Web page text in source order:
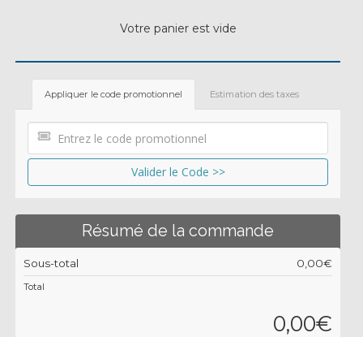
Votre panier est vide
Appliquer le code promotionnel Estimation des taxes
Valider le Code >>
Résumé de la commande
Sous-total 0,00€
Total
0,00€